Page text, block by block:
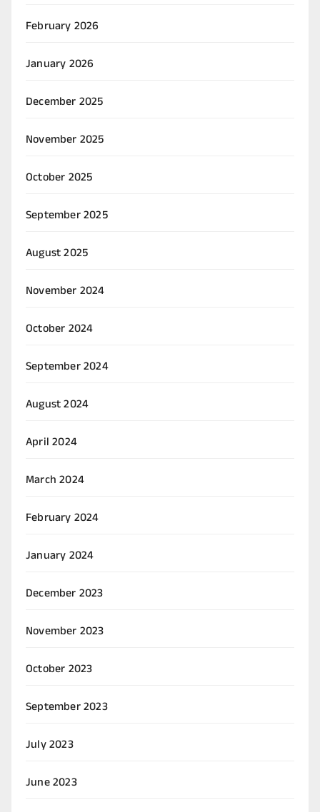
February 2026
January 2026
December 2025
November 2025
October 2025
September 2025
August 2025
November 2024
October 2024
September 2024
August 2024
April 2024
March 2024
February 2024
January 2024
December 2023
November 2023
October 2023
September 2023
July 2023
June 2023